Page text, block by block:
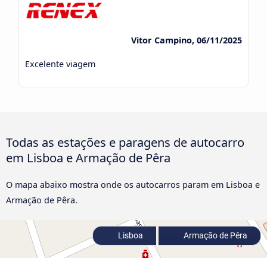
Vitor Campino, 06/11/2025
Excelente viagem
Todas as estações e paragens de autocarro
em Lisboa e Armação de Pêra
O mapa abaixo mostra onde os autocarros param em Lisboa e
Armação de Pêra.
Lisboa Armação de Pêra